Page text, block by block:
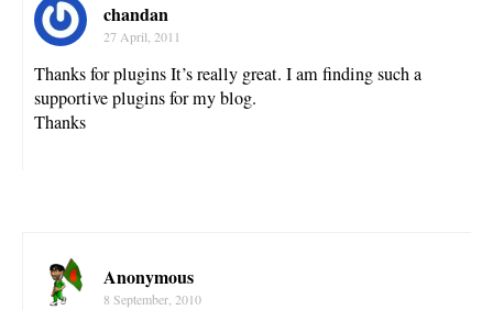
chandan
27 April, 2011
Thanks for plugins It’s really great. I am finding such a
supportive plugins for my blog.
Thanks
Anonymous
8 September, 2010